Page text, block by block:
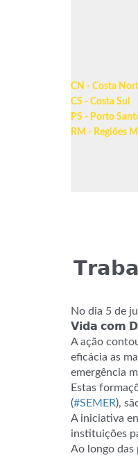
CN - Costa
CS - Costa Sul
PS - Porto
RM - Regiões
No dia 5 de
𝗩𝗶𝗱𝗮 𝗰𝗼𝗺
A ação
eficácia as
emergência
Estas
(#SEMER),
A iniciativa
instituições
Ao longo das